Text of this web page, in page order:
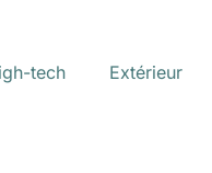
tech Extérieur